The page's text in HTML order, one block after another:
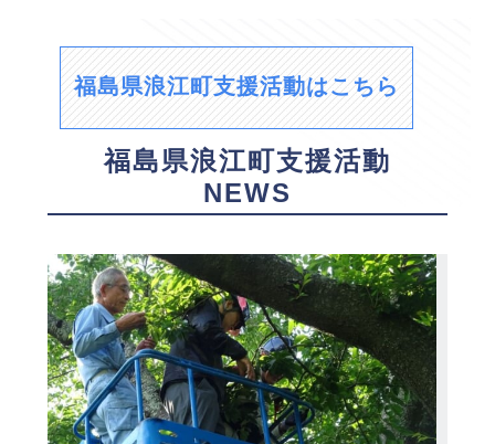
福島県浪江町支援活動はこちら
福島県浪江町支援活動
NEWS